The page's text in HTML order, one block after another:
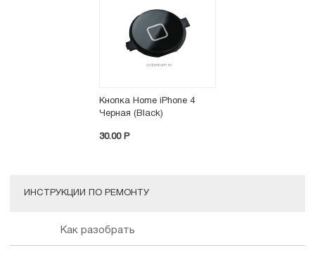
Кнопка Home iPhone 4
Черная (Black)
30.00 P
ИНСТРУКЦИИ ПО РЕМОНТУ
Как разобрать